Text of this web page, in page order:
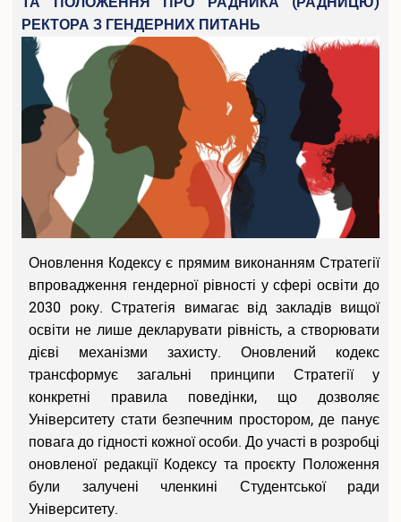
РЕКТОРА З ГЕНДЕРНИХ ПИТАНЬ
Оновлення Кодексу є прямим виконанням Стратегії
впровадження гендерної рівності у сфері освіти до
2030 року. Стратегія вимагає від закладів вищої
освіти не лише декларувати рівність, а створювати
дієві механізми захисту. Оновлений кодекс
трансформує загальні принципи Стратегії у
конкретні правила поведінки, що дозволяє
Університету стати безпечним простором, де панує
повага до гідності кожної особи. До участі в розробці
оновленої редакції Кодексу та проєкту Положення
були залучені членкині Студентської ради
Університету.